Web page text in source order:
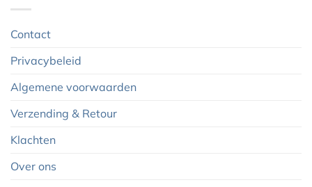
Contact
Privacybeleid
Algemene voorwaarden
Verzending & Retour
Klachten
Over ons